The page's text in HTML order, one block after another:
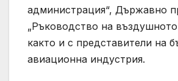
администрация“, Държавно
„Ръководство на
както и с представители на
авиационна индустрия.